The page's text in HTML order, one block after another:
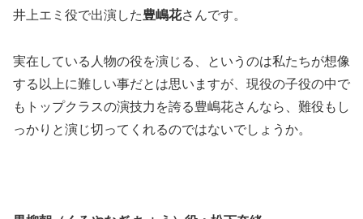
井上エミ役で出演した豊嶋花さんです。
実在している人物の役を演じる、というのは私たちが想像
する以上に難しい事だとは思いますが、現役の子役の中で
もトップクラスの演技力を誇る豊嶋花さんなら、難役もし
っかりと演じ切ってくれるのではないでしょうか。